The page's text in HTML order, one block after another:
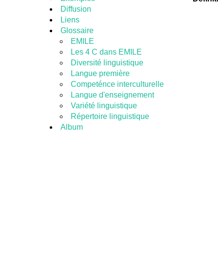
Diffusion
Liens
Glossaire
EMILE
Les 4 C dans EMILE
Diversité linguistique
Langue première
Competénce interculturelle
Langue d'enseignement
Variété linguistique
Répertoire linguistique
Album